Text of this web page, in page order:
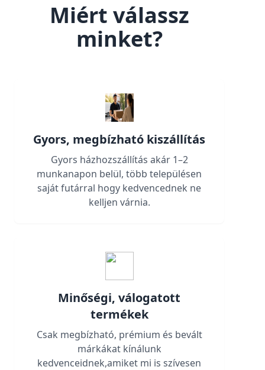
Miért válassz
minket?
Gyors, megbízható kiszállítás
Gyors házhozszállítás akár 1–2
munkanapon belül, több településen
saját futárral hogy kedvencednek ne
kelljen várnia.
Minőségi, válogatott
termékek
Csak megbízható, prémium és bevált
márkákat kínálunk
kedvenceidnek,amiket mi is szívesen